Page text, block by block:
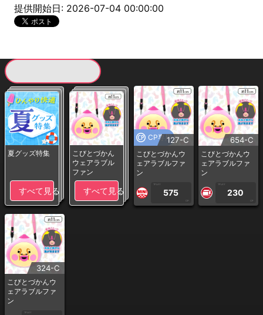
提供開始日: 2026-07-04 00:00:00
夏グッズ特集
すべて見る
こびとづかん
ウェアラブル
ファン
すべて見る
CP専用127-C
こびとづかんウ
ェアラブルファ
ン
1PLAY
575
CP
654-C
こびとづかんウ
ェアラブルファ
ン
1PLAY
230
CP
324-C
こびとづかんウ
ェアラブルファ
ン
1PLAY